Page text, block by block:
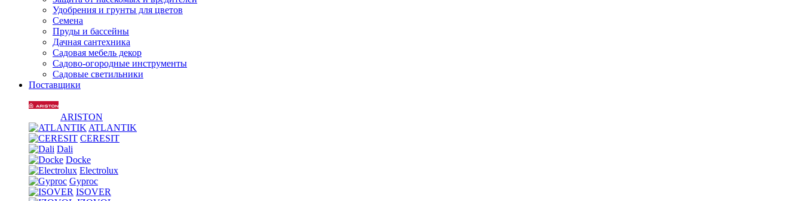
Удобрения и грунты для цветов
Семена
Пруды и бассейны
Дачная сантехника
Садовая мебель декор
Садово-огородные инструменты
Садовые светильники
Поставщики
ARISTON
ATLANTIK
CERESIT
Dali
Docke
Electrolux
Gyproc
ISOVER